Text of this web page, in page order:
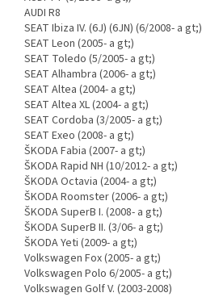
AUDI R8
SEAT Ibiza IV. (6J) (6JN) (6/2008- a gt;)
SEAT Leon (2005- a gt;)
SEAT Toledo (5/2005- a gt;)
SEAT Alhambra (2006- a gt;)
SEAT Altea (2004- a gt;)
SEAT Altea XL (2004- a gt;)
SEAT Cordoba (3/2005- a gt;)
SEAT Exeo (2008- a gt;)
ŠKODA Fabia (2007- a gt;)
ŠKODA Rapid NH (10/2012- a gt;)
ŠKODA Octavia (2004- a gt;)
ŠKODA Roomster (2006- a gt;)
ŠKODA SuperB I. (2008- a gt;)
ŠKODA SuperB II. (3/06- a gt;)
ŠKODA Yeti (2009- a gt;)
Volkswagen Fox (2005- a gt;)
Volkswagen Polo 6/2005- a gt;)
Volkswagen Golf V. (2003-2008)